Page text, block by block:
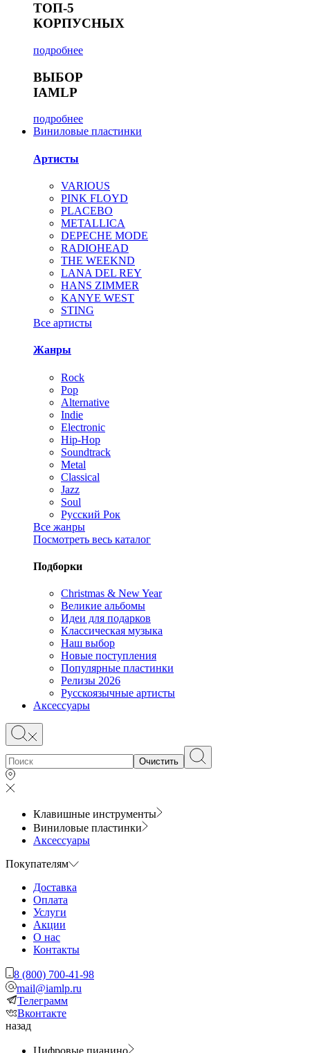
ТОП-5
КОРПУСНЫХ
подробнее
ВЫБОР
IAMLP
подробнее
Виниловые пластинки
Артисты
VARIOUS
PINK FLOYD
PLACEBO
METALLICA
DEPECHE MODE
RADIOHEAD
THE WEEKND
LANA DEL REY
HANS ZIMMER
KANYE WEST
STING
Все артисты
Жанры
Rock
Pop
Alternative
Indie
Electronic
Hip-Hop
Soundtrack
Metal
Classical
Jazz
Soul
Русский Рок
Все жанры
Посмотреть весь каталог
Подборки
Christmas & New Year
Великие альбомы
Идеи для подарков
Классическая музыка
Наш выбор
Новые поступления
Популярные пластинки
Релизы 2026
Русскоязычные артисты
Аксессуары
Очистить
Клавишные инструменты
Виниловые пластинки
Аксессуары
Покупателям
Доставка
Оплата
Услуги
Акции
О нас
Контакты
8 (800) 700-41-98
mail@iamlp.ru
Телеграмм
Вконтакте
назад
Цифровые пианино